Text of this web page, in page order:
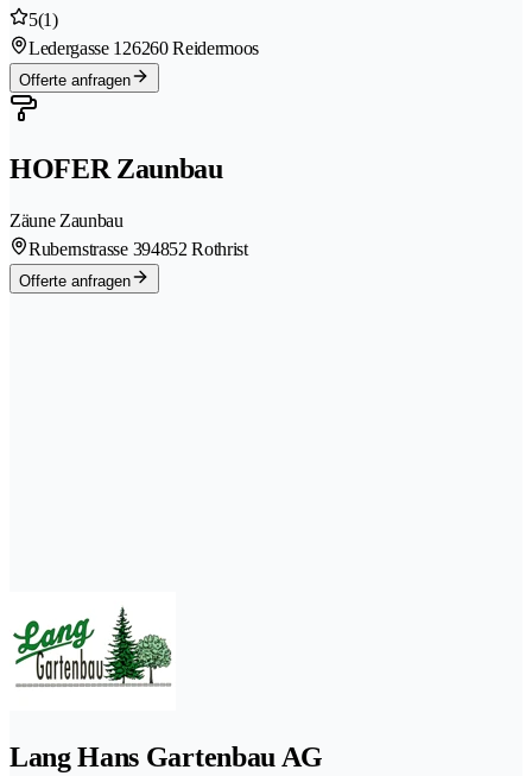
5(1)
Ledergasse 126260 Reidermoos
Offerte anfragen
HOFER Zaunbau
Zäune Zaunbau
Rubernstrasse 394852 Rothrist
Offerte anfragen
Lang Hans Gartenbau AG